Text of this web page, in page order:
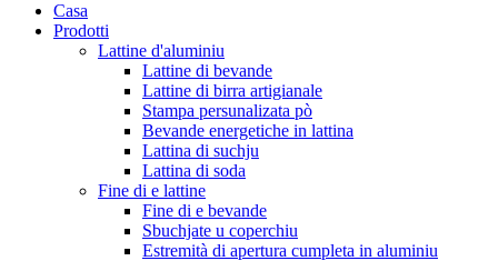
Casa
Prodotti
Lattine d'aluminiu
Lattine di bevande
Lattine di birra artigianale
Stampa persunalizata pò
Bevande energetiche in lattina
Lattina di suchju
Lattina di soda
Fine di e lattine
Fine di e bevande
Sbuchjate u coperchiu
Estremità di apertura cumpleta in aluminiu